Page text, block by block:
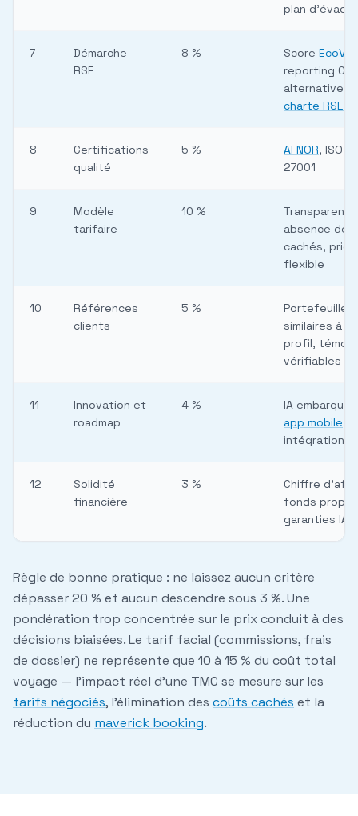
plan
7
Démarche
RSE
8 % Score
reporting
alternatives
charte RSE
8
Certifications
qualité
5 % AFNOR, ISO
27001
9
Modèle
tarifaire
10 %
absence de
cachés,
flexible
10
Références
clients
5 %
Portefeuille,
similaires à
profil,
vérifiables
11
Innovation et
roadmap
4 %
IA
app mobile,
intégrations
12
Solidité
financière
3 %
Chiffre
fonds
garanties
Règle de bonne pratique : ne laissez aucun critère
dépasser 20 % et aucun descendre sous 3 %. Une
pondération trop concentrée sur le prix conduit à des
décisions biaisées. Le tarif facial (commissions, frais
de dossier) ne représente que 10 à 15 % du coût total
voyage — l'impact réel d'une TMC se mesure sur les
tarifs négociés, l'élimination des coûts cachés et la
réduction du maverick booking.